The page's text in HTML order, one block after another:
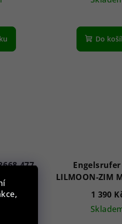
Do
477-
Engelsrufer
LILMOON-ZIM
1 390